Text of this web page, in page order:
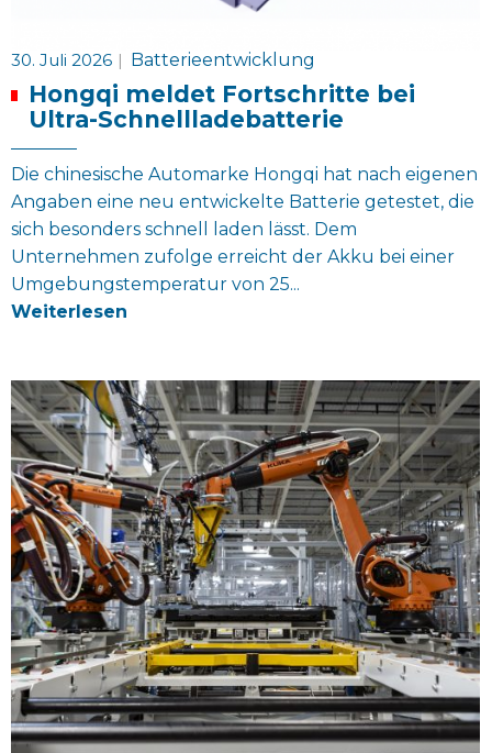
30. Juli 2026 | Batterieentwicklung
Hongqi meldet Fortschritte bei
Ultra-Schnellladebatterie
Die chinesische Automarke Hongqi hat nach eigenen
Angaben eine neu entwickelte Batterie getestet, die
sich besonders schnell laden lässt. Dem
Unternehmen zufolge erreicht der Akku bei einer
Umgebungstemperatur von 25...
Weiterlesen